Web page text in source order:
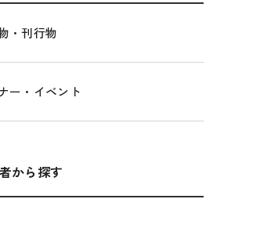
・刊行物
ー・イベント
から探す